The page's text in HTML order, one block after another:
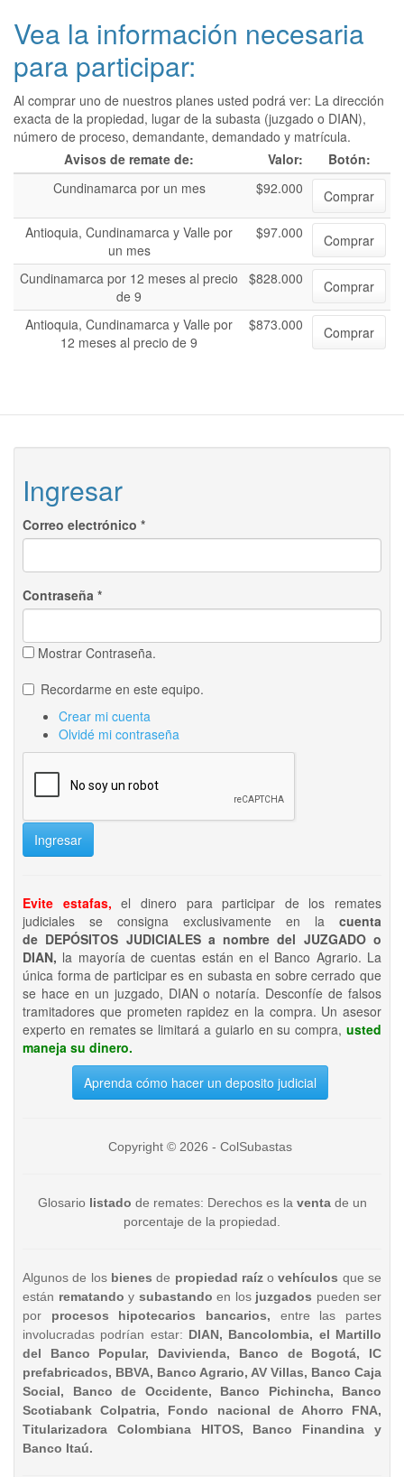
Vea la información necesaria
para participar:
Al comprar uno de nuestros planes usted podrá ver: La dirección
exacta de la propiedad, lugar de la subasta (juzgado o DIAN),
número de proceso, demandante, demandado y matrícula.
Avisos de remate de:
Valor:
Botón:
Cundinamarca por un mes
$92.000
Comprar
Antioquia, Cundinamarca y Valle por
un mes
$97.000 Comprar
Cundinamarca por 12 meses al precio
de 9
$828.000 Comprar
Antioquia, Cundinamarca y Valle por
12 meses al precio de 9
$873.000 Comprar
Ingresar
Correo electrónico *
Contraseña *
Mostrar Contraseña.
Recordarme en este equipo.
Crear mi cuenta
Olvidé mi contraseña
Ingresar
Evite estafas, el dinero para participar de los remates
judiciales se consigna exclusivamente en la cuenta
de DEPÓSITOS JUDICIALES a nombre del JUZGADO o
DIAN, la mayoría de cuentas están en el Banco Agrario. La
única forma de participar es en subasta en sobre cerrado que
se hace en un juzgado, DIAN o notaría. Desconfíe de falsos
tramitadores que prometen rapidez en la compra. Un asesor
experto en remates se limitará a guiarlo en su compra, usted
maneja su dinero.
Aprenda cómo hacer un deposito judicial
Copyright © 2026 - ColSubastas
Glosario listado de remates: Derechos es la ventade un
porcentaje de la propiedad.
Algunos de los bienesde propiedad raízo vehículos que se
están rematando y subastando en los juzgados pueden ser
por procesos hipotecarios bancarios, entre las partes
involucradas podrían estar: DIAN, Bancolombia, el Martillo
del Banco Popular, Davivienda, Banco de Bogotá, IC
prefabricados, BBVA, Banco Agrario, AV Villas, Banco Caja
Social, Banco de Occidente, Banco Pichincha, Banco
Scotiabank Colpatria, Fondo nacional de Ahorro FNA,
Titularizadora Colombiana HITOS, Banco Finandina y
Banco Itaú.